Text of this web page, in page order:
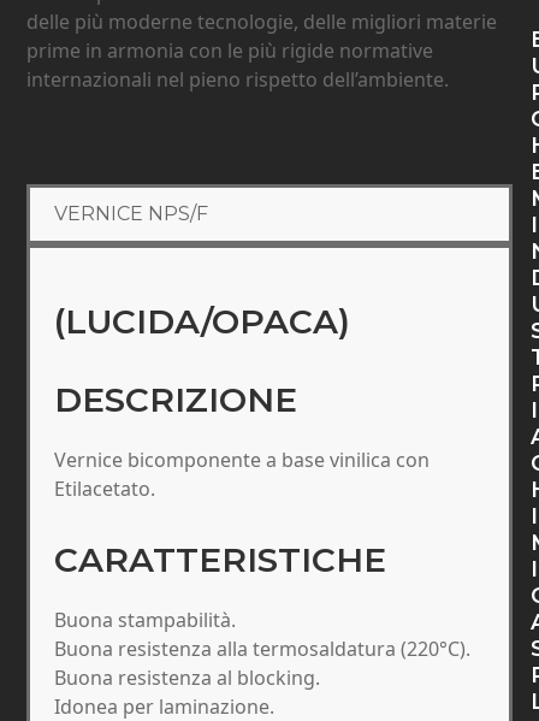
delle più moderne tecnologie, delle migliori materie
prime in armonia con le più rigide normative
internazionali nel pieno rispetto dell’ambiente.
VERNICE NPS/F
(LUCIDA/OPACA)
DESCRIZIONE
Vernice bicomponente a base vinilica con
Etilacetato.
CARATTERISTICHE
Buona stampabilità.
Buona resistenza alla termosaldatura (220°C).
Buona resistenza al blocking.
Idonea per laminazione.
I
I
I
I